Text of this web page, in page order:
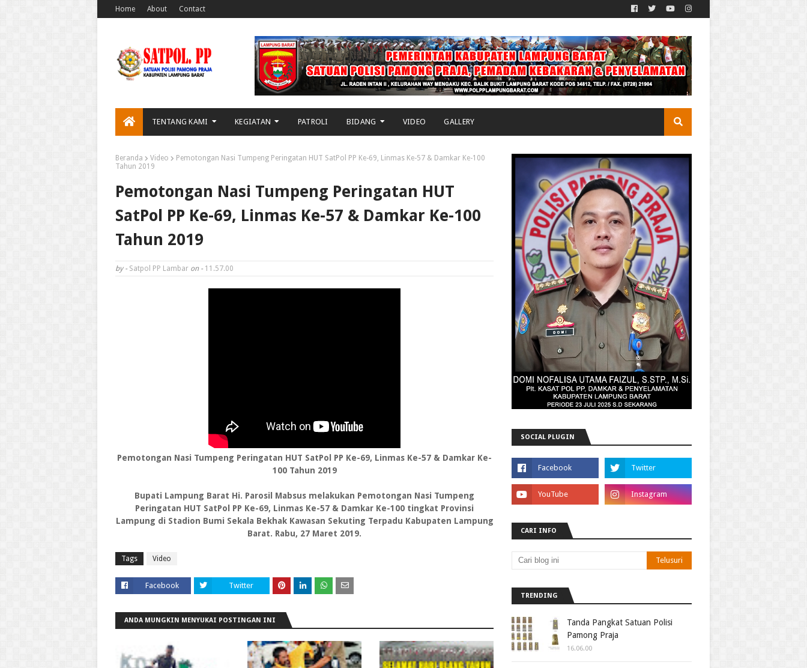
Home About Contact
TENTANG KAMI KEGIATAN PATROLI BIDANG VIDEO GALLERY
Beranda Video
Pemotongan Nasi Tumpeng Peringatan HUT SatPol PP Ke-69, Linmas Ke-57 & Damkar Ke-100
Tahun 2019
Pemotongan Nasi Tumpeng Peringatan HUT
SatPol PP Ke-69, Linmas Ke-57 & Damkar Ke-100
Tahun 2019
by - Satpol PP Lambar on - 11.57.00
Pemotongan Nasi Tumpeng Peringatan HUT SatPol PP Ke-69, Linmas Ke-57 & Damkar Ke-
100 Tahun 2019
Bupati Lampung Barat Hi. Parosil Mabsus melakukan Pemotongan Nasi Tumpeng
Peringatan HUT SatPol PP Ke-69, Linmas Ke-57 & Damkar Ke-100 tingkat Provinsi
Lampung di Stadion Bumi Sekala Bekhak Kawasan Sekuting Terpadu Kabupaten Lampung
Barat. Rabu, 27 Maret 2019.
Tags Video
Facebook Twitter
ANDA MUNGKIN MENYUKAI POSTINGAN INI
SOCIAL PLUGIN
CARI INFO
TRENDING
Tanda Pangkat Satuan Polisi
Pamong Praja
16.06.00